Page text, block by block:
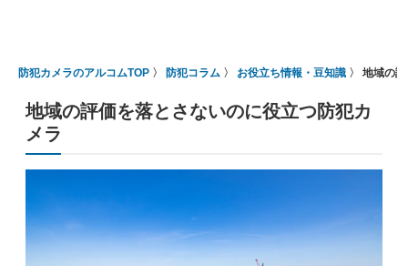
防犯カメラのアルコムTOP 防犯コラム お役立ち情報・豆知識 地域の
地域の評価を落とさないのに役立つ防犯カ
メラ